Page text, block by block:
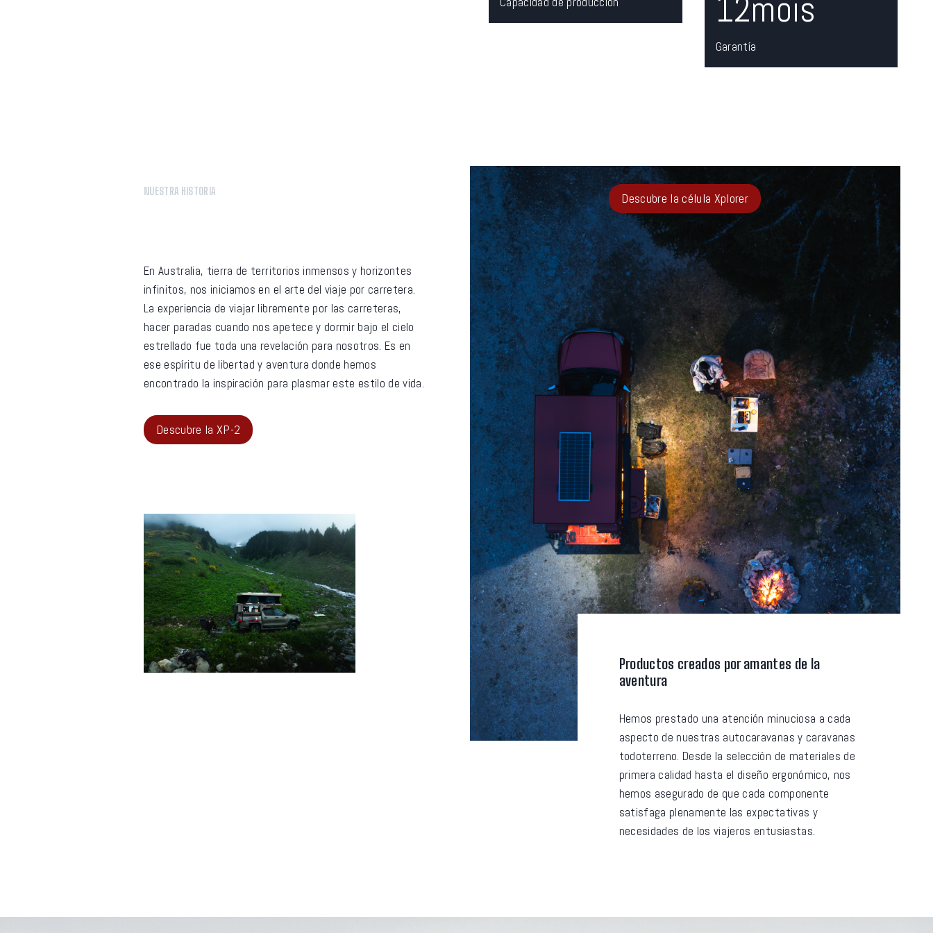
a
o
i
12mois
Garantía
NUESTRA HISTORIA
En Australia, tierra de territorios inmensos y horizontes
infinitos, nos iniciamos en el arte del viaje por carretera.
La experiencia de viajar libremente por las carreteras,
hacer paradas cuando nos apetece y dormir bajo el cielo
estrellado fue toda una revelación para nosotros. Es en
ese espíritu de libertad y aventura donde hemos
encontrado la inspiración para plasmar este estilo de vida.
Descubre la XP-2
Descubre la célula Xplorer
Productos creados por amantes de la
aventura
Hemos prestado una atención minuciosa a cada
aspecto de nuestras autocaravanas y caravanas
todoterreno. Desde la selección de materiales de
primera calidad hasta el diseño ergonómico, nos
hemos asegurado de que cada componente
satisfaga plenamente las expectativas y
necesidades de los viajeros entusiastas.